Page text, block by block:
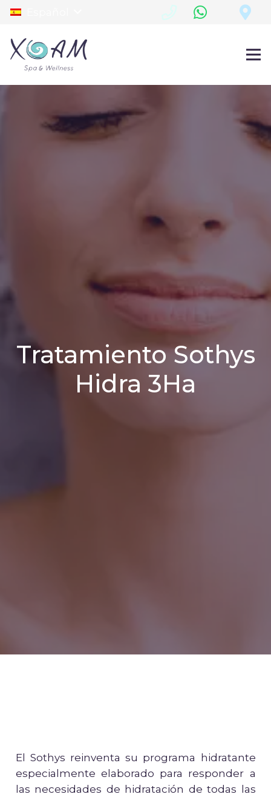
Tratamiento Sothys
Hidra 3Ha
El Sothys reinventa su programa hidratante
especialmente elaborado para responder a
las necesidades de hidratación de todas las